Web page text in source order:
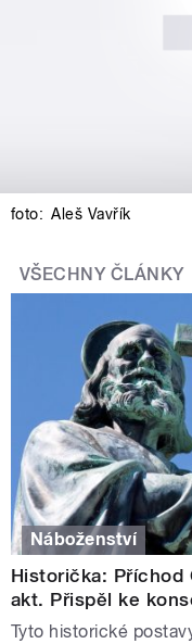
foto: Aleš Vavřík
VŠECHNY ČLÁNKY
Náboženství
Historička: Příchod
akt. Přispěl ke
Tyto historické